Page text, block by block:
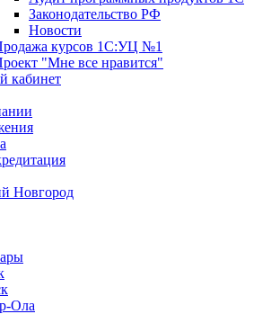
Законодательство РФ
Новости
курсов 1С:УЦ №1
"Мне все нравится"
кабинет
Новгород
Ола